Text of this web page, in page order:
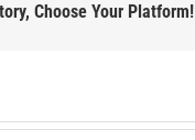
Choose Your Platform!